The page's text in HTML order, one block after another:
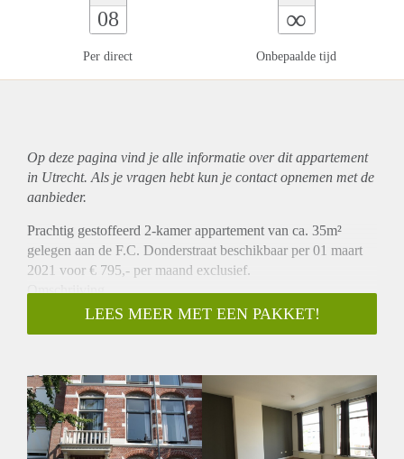
08
Per direct
∞
Onbepaalde tijd
Op deze pagina vind je alle informatie over ditappartement
in Utrecht. Als je vragen hebt kun je contact opnemen met de
aanbieder.
Prachtig gestoffeerd 2-kamer appartement van ca. 35m²
gelegen aan de F.C. Donderstraat beschikbaar per 01 maart
2021 voor € 795,- per maand exclusief.
Omschrijving
Het appartement bevindt zich op de 2e verdieping aan de
achterzijde van het pand. De woonkamer heeft een
oven, gasfornuis en afzuigkap). Vanuit de woonkamer heeft u
toegang t de slaapkamer van ca. 6m². Daarnaast is de
badkamer gelegen van douche, wastafel en toilet. Er is een
aparte ruimte met een wasmachine aansluiting.
LEES MEER MET EEN PAKKET!